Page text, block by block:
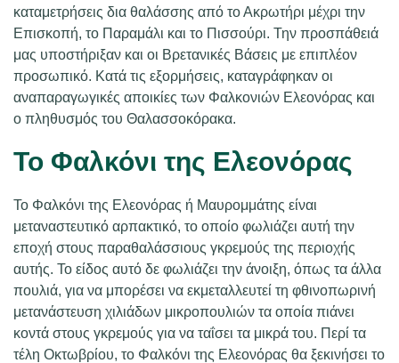
καταμετρήσεις δια θαλάσσης από το Ακρωτήρι μέχρι την
Επισκοπή, το Παραμάλι και το Πισσούρι. Την προσπάθειά
μας υποστήριξαν και οι Βρετανικές Βάσεις με επιπλέον
προσωπικό. Κατά τις εξορμήσεις, καταγράφηκαν οι
αναπαραγωγικές αποικίες των Φαλκονιών Ελεονόρας και
ο πληθυσμός του Θαλασσοκόρακα.
Το Φαλκόνι της Ελεονόρας
Το Φαλκόνι της Ελεονόρας ή Μαυρομμάτης είναι
μεταναστευτικό αρπακτικό, το οποίο φωλιάζει αυτή την
εποχή στους παραθαλάσσιους γκρεμούς της περιοχής
αυτής. Το είδος αυτό δε φωλιάζει την άνοιξη, όπως τα άλλα
πουλιά, για να μπορέσει να εκμεταλλευτεί τη φθινοπωρινή
μετανάστευση χιλιάδων μικροπουλιών τα οποία πιάνει
κοντά στους γκρεμούς για να ταΐσει τα μικρά του. Περί τα
τέλη Οκτωβρίου, το Φαλκόνι της Ελεονόρας θα ξεκινήσει το